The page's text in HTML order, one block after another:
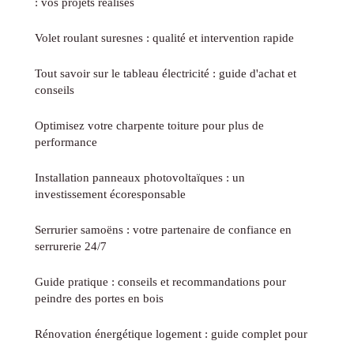
Volet roulant suresnes : qualité et intervention rapide
Tout savoir sur le tableau électricité : guide d'achat et
conseils
Optimisez votre charpente toiture pour plus de
performance
Installation panneaux photovoltaïques : un
investissement écoresponsable
Serrurier samoëns : votre partenaire de confiance en
serrurerie 24/7
Guide pratique : conseils et recommandations pour
peindre des portes en bois
Rénovation énergétique logement : guide complet pour